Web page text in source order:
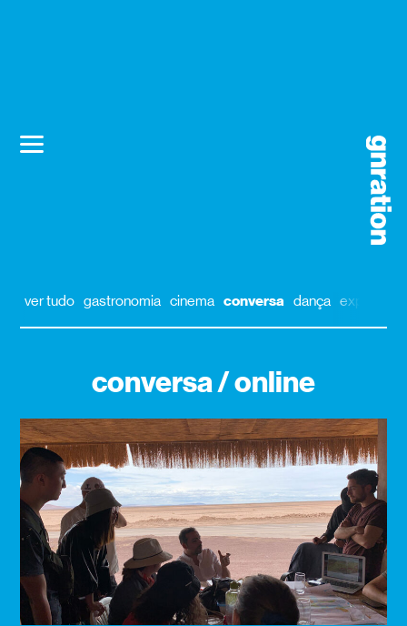
ver tudo gastronomia cinema conversa dança exposição
conversa / online